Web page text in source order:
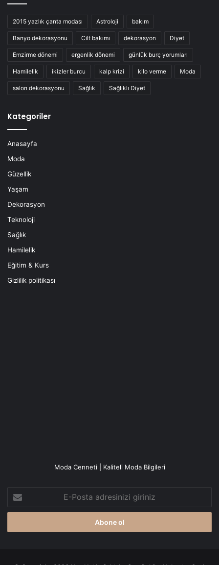
2015 yazlık çanta modası Astroloji bakım
Banyo dekorasyonu Cilt bakımı dekorasyon Diyet
Emzirme dönemi ergenlik dönemi günlük burç yorumları
Hamilelik ikizler burcu kalp krizi kilo verme Moda
salon dekorasyonu Sağlık Sağlıklı Diyet
Kategoriler
Anasayfa
Moda
Güzellik
Yaşam
Dekorasyon
Teknoloji
Sağlık
Hamilelik
Eğitim & Kurs
Gizlilik politikası
Moda Cenneti | Kaliteli Moda Bilgileri
Posta
adresinizi